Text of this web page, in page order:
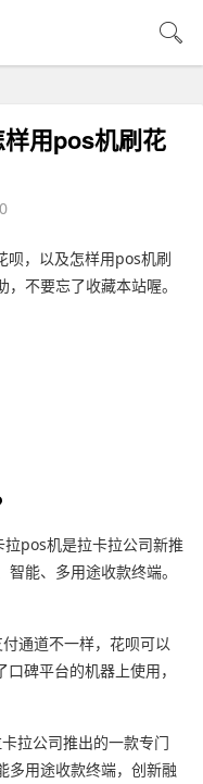
用pos机刷花
呗，以及怎样用pos机刷
不要忘了收藏本站喔。
pos机是拉卡拉公司新推
能、多用途收款终端。
通道不一样，花呗可以
碑平台的机器上使用，
拉公司推出的一款专门
多用途收款终端，创新融